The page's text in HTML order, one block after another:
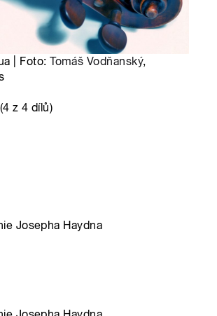
| Foto:Tomáš Vodňanský,
z 4 dílů)
Josepha Haydna